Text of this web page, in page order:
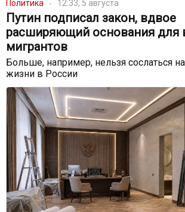
Политика 12:33, 5 августа
Путин подписал закон, вдвое
расширяющий основания для
мигрантов
Больше, например, нельзя сослаться
жизни в России